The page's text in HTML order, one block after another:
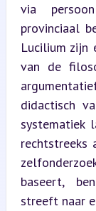
via
provinciaal
Lucilium zijn
van de
didactisch
systematiek
baseert,
streeft naar